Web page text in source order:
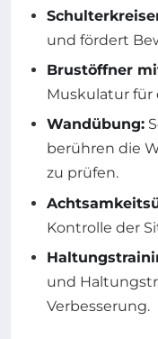
und fördert
Brustöffner
Muskulatur für
Wandübung:
berühren die
zu prüfen.
Kontrolle der
und
Verbesserung.